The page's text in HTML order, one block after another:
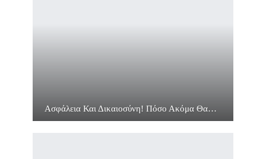
Ασφάλεια Και Δικαιοσύνη! Πόσο Ακόμα Θα…